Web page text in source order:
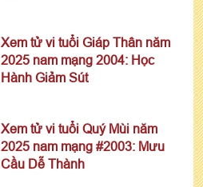
Xem tử vi tuổi Giáp Thân năm
2025 nam mạng 2004: Học
Hành Giảm Sút
Xem tử vi tuổi Quý Mùi năm
2025 nam mạng #2003: Mưu
Cầu Dễ Thành